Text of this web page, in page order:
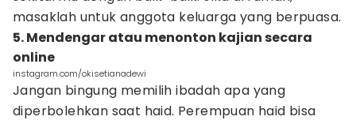
masaklah untuk anggota keluarga yang berpuasa.
5. Mendengar atau menonton kajian secara
online
instagram.com/okisetianadewi
Jangan bingung memilih ibadah apa yang
diperbolehkan saat haid. Perempuan haid bisa